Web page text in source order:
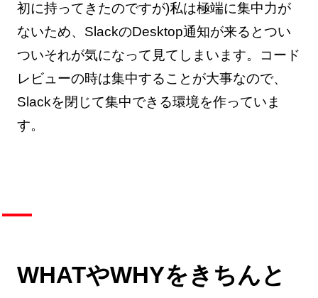
初に持ってきたのですが)私は極端に集中力が
ないため、SlackのDesktop通知が来るとつい
ついそれが気になって見てしまいます。コード
レビューの時は集中することが大事なので、
Slackを閉じて集中できる環境を作っていま
す。
WHATやWHYをきちんと